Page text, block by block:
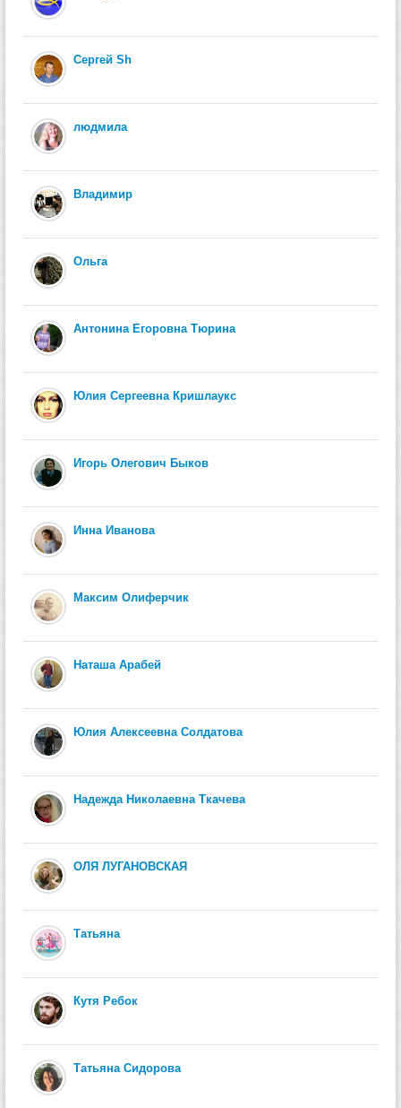
Сергей Sh
людмила
Владимир
Ольга
Антонина Егоровна Тюрина
Юлия Сергеевна Кришлаукс
Игорь Олегович Быков
Инна Иванова
Максим Олиферчик
Наташа Арабей
Юлия Алексеевна Солдатова
Надежда Николаевна Ткачева
ОЛЯ ЛУГАНОВСКАЯ
Татьяна
Кутя Ребок
Татьяна Сидорова